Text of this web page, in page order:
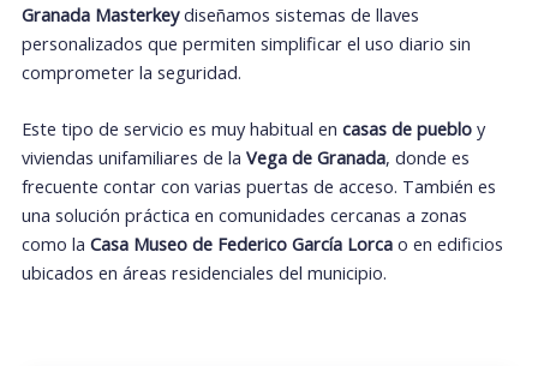
Granada Masterkeydiseñamos sistemas de llaves
personalizados que permiten simplificar el uso diario sin
comprometer la seguridad.
Este tipo de servicio es muy habitual en casas de puebloy
viviendas unifamiliares de la Vega de Granada, donde es
frecuente contar con varias puertas de acceso. También es
una solución práctica en comunidades cercanas a zonas
como la Casa Museo de Federico García Lorcao en edificios
ubicados en áreas residenciales del municipio.